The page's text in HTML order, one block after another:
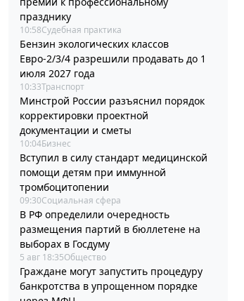
празднику
10:58Судебная практика
Бензин экологических классов
Евро-2/3/4 разрешили продавать до 1
июля 2027 года
10:33Транспорт
Минстрой России разъяснил порядок
корректировки проектной
документации и сметы
10:04Бизнес
Вступил в силу стандарт медицинской
помощи детям при иммунной
тромбоцитопении
09:30Социальная сфера
В РФ определили очередность
размещения партий в бюллетене на
выборах в Госдуму
5 авг 18:35Общество
Граждане могут запустить процедуру
банкротства в упрощенном порядке